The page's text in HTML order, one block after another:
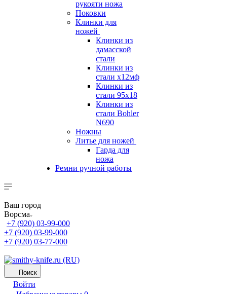
рукояти ножа
Поковки
Клинки для
ножей
Клинки из
дамасской
стали
Клинки из
стали х12мф
Клинки из
стали 95х18
Клинки из
стали Bohler
N690
Ножны
Литье для ножей
Гарда для
ножа
Ремни ручной работы
Ваш город
Ворсма
+7 (920) 03-99-000
+7 (920) 03-99-000
+7 (920) 03-77-000
Поиск
Войти